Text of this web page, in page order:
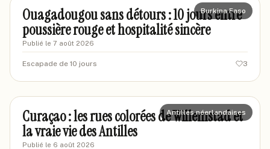
Burkina Faso
Ouagadougou sans détours : 10 jours entre
poussière rouge et hospitalité sincère
Publié le 7 août 2026
Escapade de 10 jours 3
marievoyage87
Antilles néerlandaises
Curaçao : les rues colorées de Willemstad et
la vraie vie des Antilles
Publié le 6 août 2026